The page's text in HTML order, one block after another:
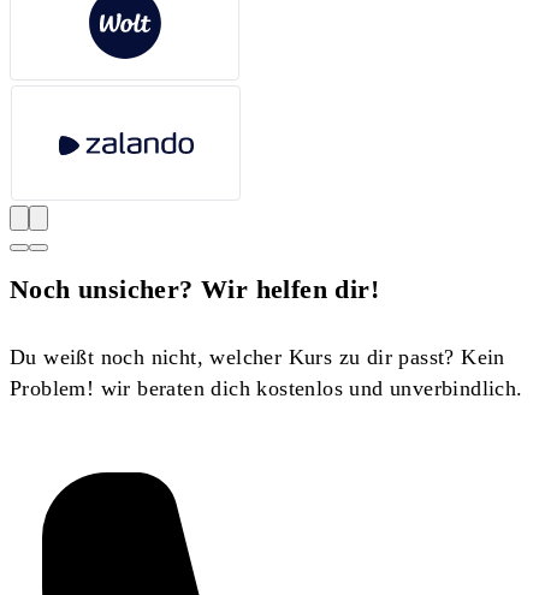
Noch unsicher? Wir helfen dir!
Du weißt noch nicht, welcher Kurs zu dir passt? Kein
Problem! wir beraten dich kostenlos und unverbindlich.